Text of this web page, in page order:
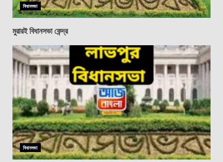
বিধানসভা
মুরারই বিধানসভা কেন্দ্র
বিধানসভা